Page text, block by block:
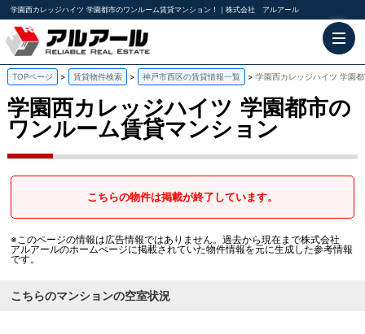
学園西カレッジハイツ 学園都市のワンルーム賃貸マンション！｜株式会社 アルアール
TOPページ 賃貸物件検索 神戸市西区の賃貸情報一覧 学園西カレッジハイツ 学園
学園西カレッジハイツ 学園都市の
ワンルーム賃貸マンション
こちらの物件は掲載が終了しています。
※このページの情報は広告情報ではありません。過去から現在まで株式会社
アルアールのホームぺージに掲載されていた物件情報を元に生成した参考情報
です。
こちらのマンションの空室状況